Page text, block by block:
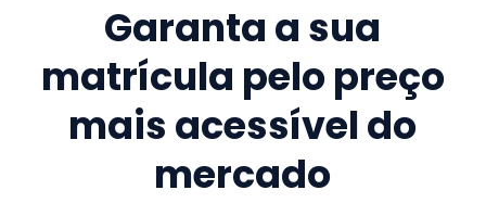
Garanta a sua
matrícula pelo preço
mais acessível do
mercado